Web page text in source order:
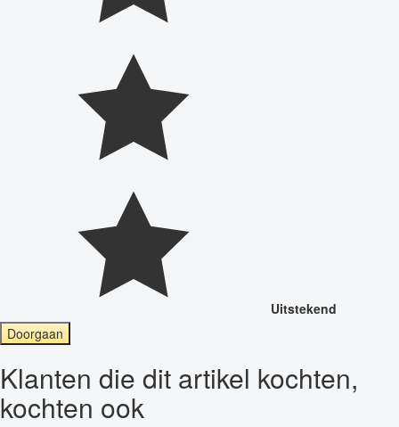
Uitstekend
Doorgaan
Klanten die dit artikel kochten,
kochten ook